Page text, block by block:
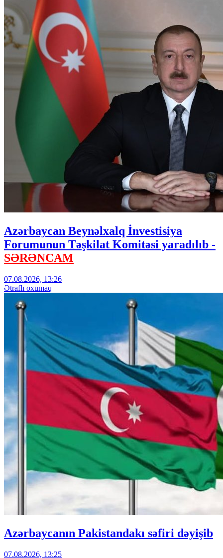
Azərbaycan Beynəlxalq İnvestisiya
Forumunun Təşkilat Komitəsi yaradılıb -
SƏRƏNCAM
07.08.2026, 13:26
Ətraflı oxumaq
Azərbaycanın Pakistandakı səfiri dəyişib
07.08.2026, 13:25